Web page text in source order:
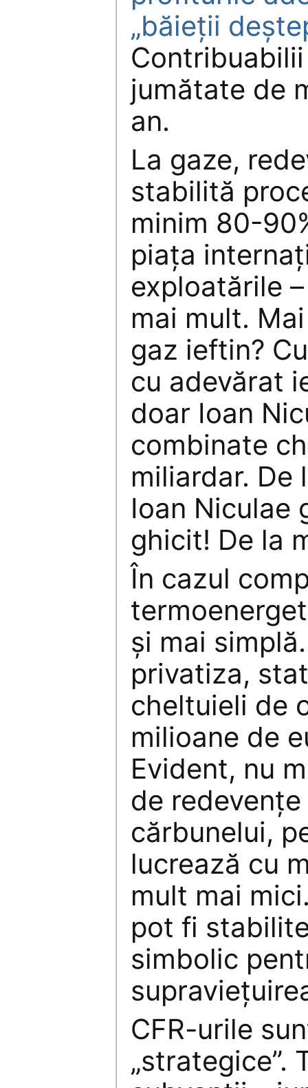
„băieţii
jumătate de
an.
La gaze,
stabilită
minim 80-
piaţa
exploatările
mai mult.
gaz ieftin?
cu adevărat
doar Ioan
combinate
miliardar. De
Ioan Niculae
ghicit! De la
În cazul
şi mai
privatiza,
cheltuieli de
milioane de
Evident, nu
de
cărbunelui,
lucrează cu
mult mai
pot fi
simbolic
CFR-urile
„strategice”.